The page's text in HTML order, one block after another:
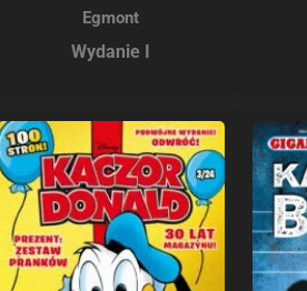
Egmont
Wydanie I